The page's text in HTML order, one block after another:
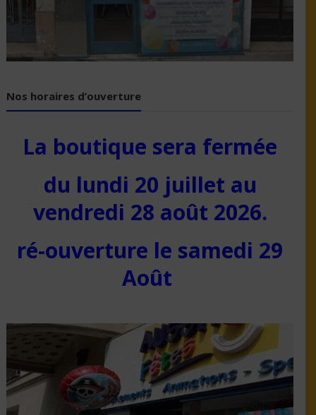
Nos horaires d’ouverture
La boutique sera fermée
du lundi 20 juillet au
vendredi 28 août 2026.
ré-ouverture le samedi 29
Août